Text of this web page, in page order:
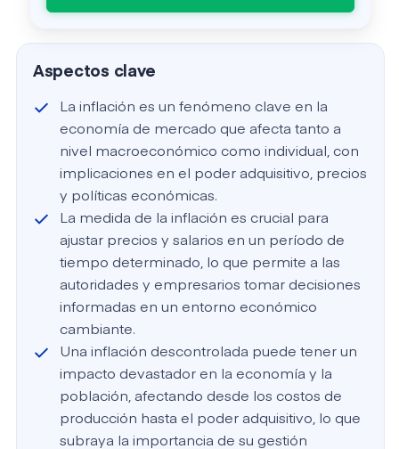
Aspectos clave
La inflación es un fenómeno clave en la
economía de mercado que afecta tanto a
nivel macroeconómico como individual, con
implicaciones en el poder adquisitivo, precios
y políticas económicas.
La medida de la inflación es crucial para
ajustar precios y salarios en un período de
tiempo determinado, lo que permite a las
autoridades y empresarios tomar decisiones
informadas en un entorno económico
cambiante.
Una inflación descontrolada puede tener un
impacto devastador en la economía y la
población, afectando desde los costos de
producción hasta el poder adquisitivo, lo que
subraya la importancia de su gestión